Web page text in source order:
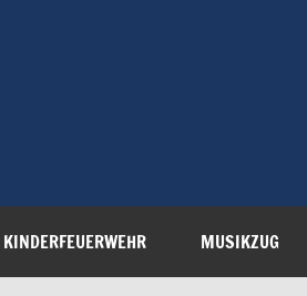
KINDERFEUERWEHR MUSIKZUG